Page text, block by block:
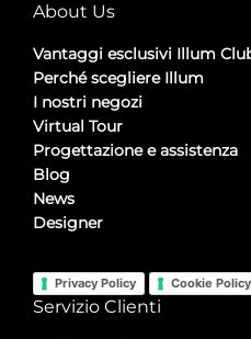
About Us
Vantaggi esclusivi Illum
Perché scegliere Illum
I nostri negozi
Virtual Tour
Progettazione e assistenza
Blog
News
Designer
Privacy Policy Cookie Policy
Servizio Clienti